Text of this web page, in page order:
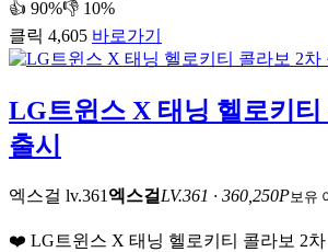
👍 90%👎 10%
클릭 4,605 바로가기
LG트윈스 X 태닝 헬로키티
출시
엑스걸 lv.361 엑스걸 LV.361 · 360,250P보유
❤️ LG트윈스 X 태닝 헬로키티 콜라보 2